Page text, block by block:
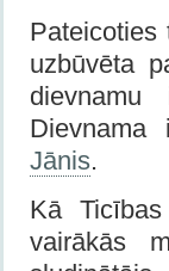
Pateicoties
uzbūvēta
dievnamu
Jānis.
Kā
vairākās